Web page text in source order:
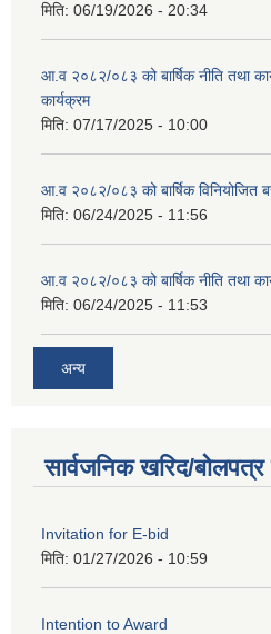
मिति: 06/19/2026 - 20:34
आ.व २०८२/०८३ को बार्षिक नीति तथा
कार्यक्रम
मिति: 07/17/2025 - 10:00
आ.व २०८२/०८३ को बार्षिक विनियोजित
मिति: 06/24/2025 - 11:56
आ.व २०८२/०८३ को बार्षिक नीति तथा
मिति: 06/24/2025 - 11:53
अन्य
सार्वजनिक खरिद/
Invitation for E-bid
मिति: 01/27/2026 - 10:59
Intention to Award